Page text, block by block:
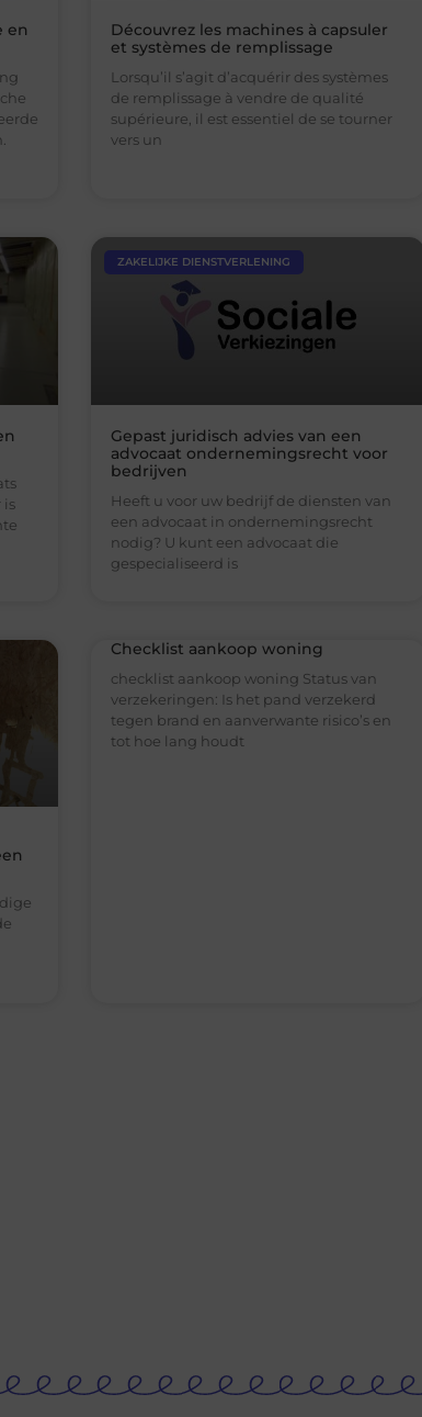
en
Découvrez les machines à capsuler
et systèmes de remplissage
Lorsqu’il s’agit d’acquérir des systèmes
de remplissage à vendre de qualité
supérieure, il est essentiel de se tourner
vers un
is
ZAKELIJKE DIENSTVERLENING
Gepast juridisch advies van een
advocaat ondernemingsrecht voor
bedrijven
Heeft u voor uw bedrijf de diensten van
een advocaat in ondernemingsrecht
nodig? U kunt een advocaat die
gespecialiseerd is
Checklist aankoop woning
checklist aankoop woning Status van
verzekeringen: Is het pand verzekerd
tegen brand en aanverwante risico’s en
tot hoe lang houdt